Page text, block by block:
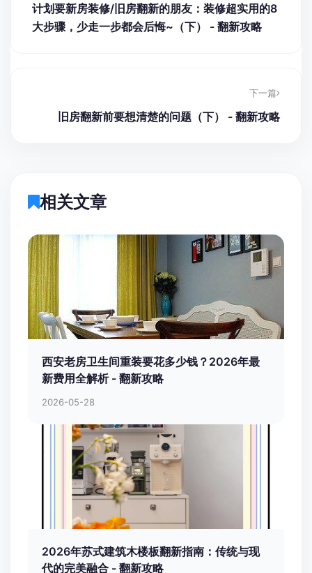
计划要新房装修/旧房翻新的朋友：装修超实用的8
大步骤，少走一步都会后悔~（下） - 翻新攻略
下一篇
旧房翻新前要想清楚的问题（下） - 翻新攻略
相关文章
西安老房卫生间重装要花多少钱？2026年最
新费用全解析 - 翻新攻略
2026-05-28
2026年苏式建筑木楼板翻新指南：传统与现
代的完美融合 - 翻新攻略